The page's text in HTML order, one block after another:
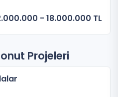
- 18.000.000 TL
Projeleri